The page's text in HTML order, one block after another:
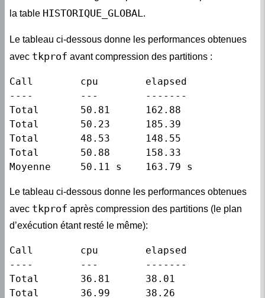
Le tableau ci-dessous donne les performances obtenues
avectkprofavant compression des partitions :
Call        cpu        elapsed
----        ---        -------
Total       50.23      185.39
Total       48.53      148.55
Total       50.88      158.33
Moyenne     50.11 s    163.79 s
Le tableau ci-dessous donne les performances obtenues
avectkprofaprès compression des partitions (le plan
d’exécution étant resté le même):
Call        cpu        elapsed
----        ---        -------
Total       36.99      38.26
Total       34.90      34.42